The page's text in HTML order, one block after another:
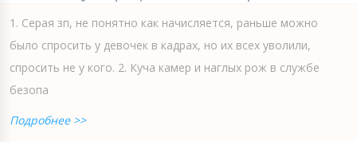
1. Серая зп, не понятно как начисляется, раньше можно
было спросить у девочек в кадрах, но их всех уволили,
спросить не у кого. 2. Куча камер и наглых рож в службе
безопа
Подробнее >>